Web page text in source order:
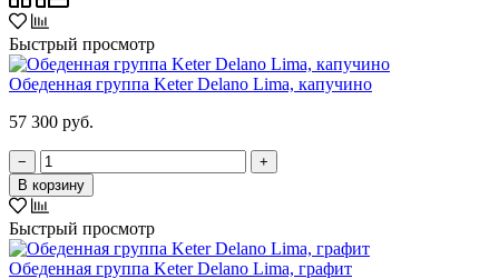
Быстрый просмотр
Обеденная группа Keter Delano Lima, капучино
57 300 руб.
−
+
В корзину
Быстрый просмотр
Обеденная группа Keter Delano Lima, графит